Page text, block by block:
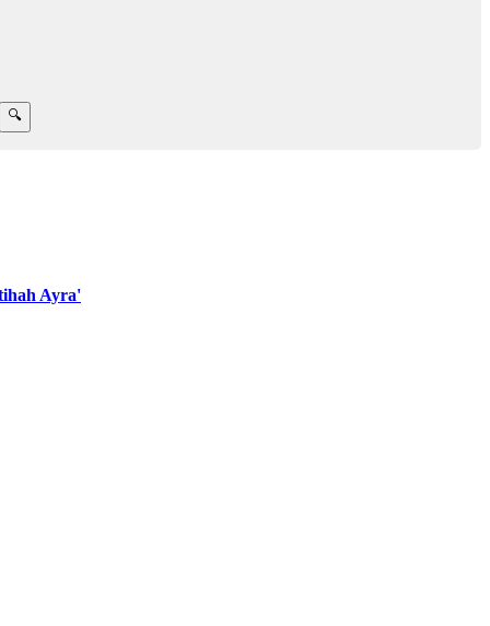
Ayra'